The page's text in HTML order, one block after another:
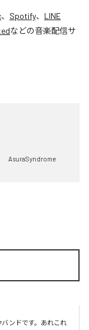
、 Spotify、 LINE
などの音楽配信サ
AsuraSyndrome
ンドです。あれこれ